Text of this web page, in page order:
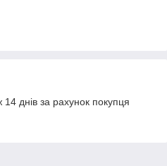
днів за рахунок покупця